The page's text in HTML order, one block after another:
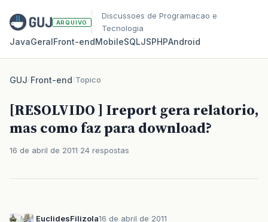
ARQUIVO
Discussoes de Programacao e
Tecnologia
JavaGeralFront‑endMobileSQLJSPHPAndroid
GUJ/Front-end/Topico
[RESOLVIDO ] Ireport gera relatorio,
mas como faz para download?
16 de abril de 2011 24 respostas
EuclidesFilizola16 de abril de 2011